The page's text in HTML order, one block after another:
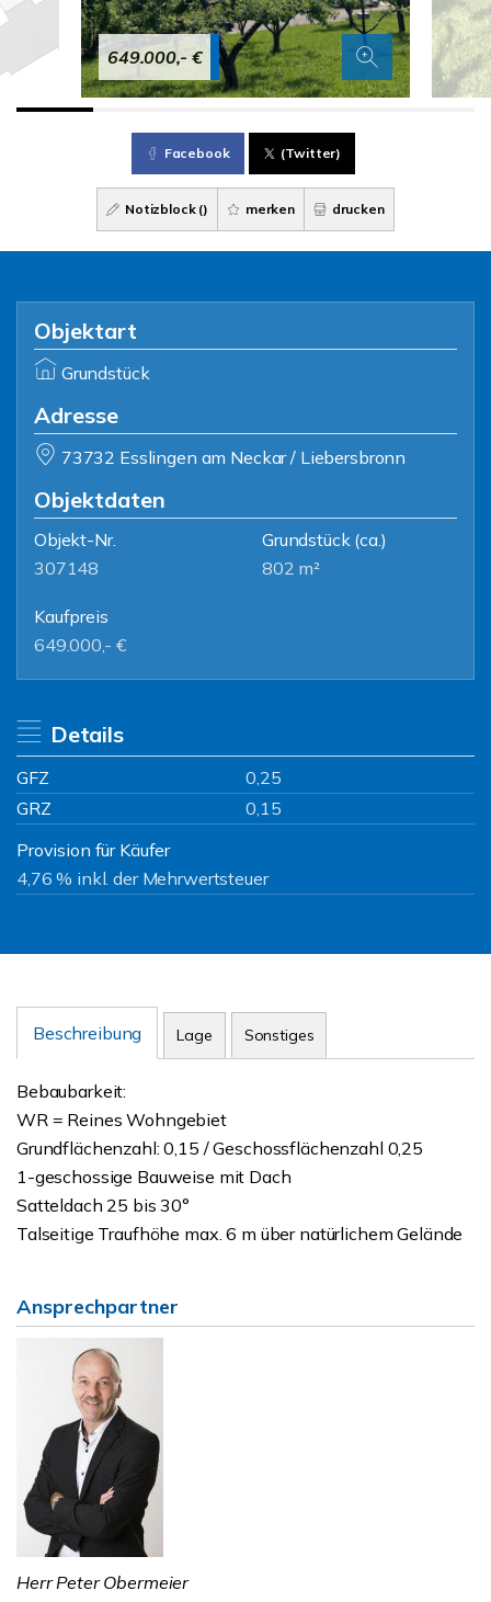
649.000,- €
Facebook (Twitter)
Notizblock () merken drucken
Objektart
Grundstück
Adresse
73732 Esslingen am Neckar / Liebersbronn
Objektdaten
Objekt-Nr.
307148
Grundstück(ca.)
802 m²
Kaufpreis
649.000,- €
Details
GFZ
0,25
GRZ
0,15
Provision für Käufer
4,76 % inkl. der Mehrwertsteuer
Beschreibung Lage Sonstiges
Bebaubarkeit:
WR = Reines Wohngebiet
Grundflächenzahl: 0,15 / Geschossflächenzahl 0,25
1-geschossige Bauweise mit Dach
Satteldach 25 bis 30°
Talseitige Traufhöhe max. 6 m über natürlichem Gelände
Ansprechpartner
Herr Peter Obermeier